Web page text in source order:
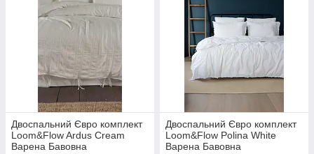
Двоспальний Євро комплект
Loom&Flow Ardus Cream
Варена Бавовна
Двоспальний Євро комплект
Loom&Flow Polina White
Варена Бавовна